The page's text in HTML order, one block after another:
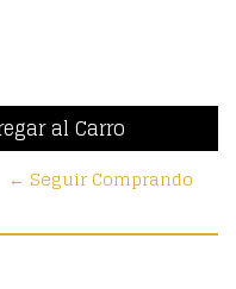
← Seguir Comprando